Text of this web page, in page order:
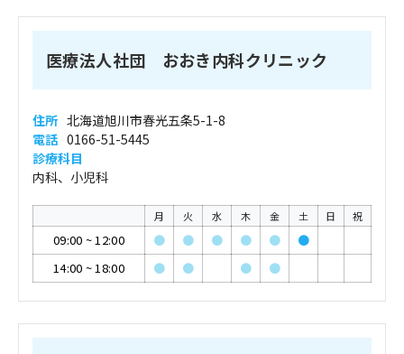
医療法人社団 おおき内科クリニック
住所 北海道旭川市春光五条5-1-8
電話 0166-51-5445
診療科目
内科、小児科
月 火 水 木 金 土 日 祝
09:00 ~12:00 ● ● ● ● ●
●
14:00 ~18:00 ● ● ● ●